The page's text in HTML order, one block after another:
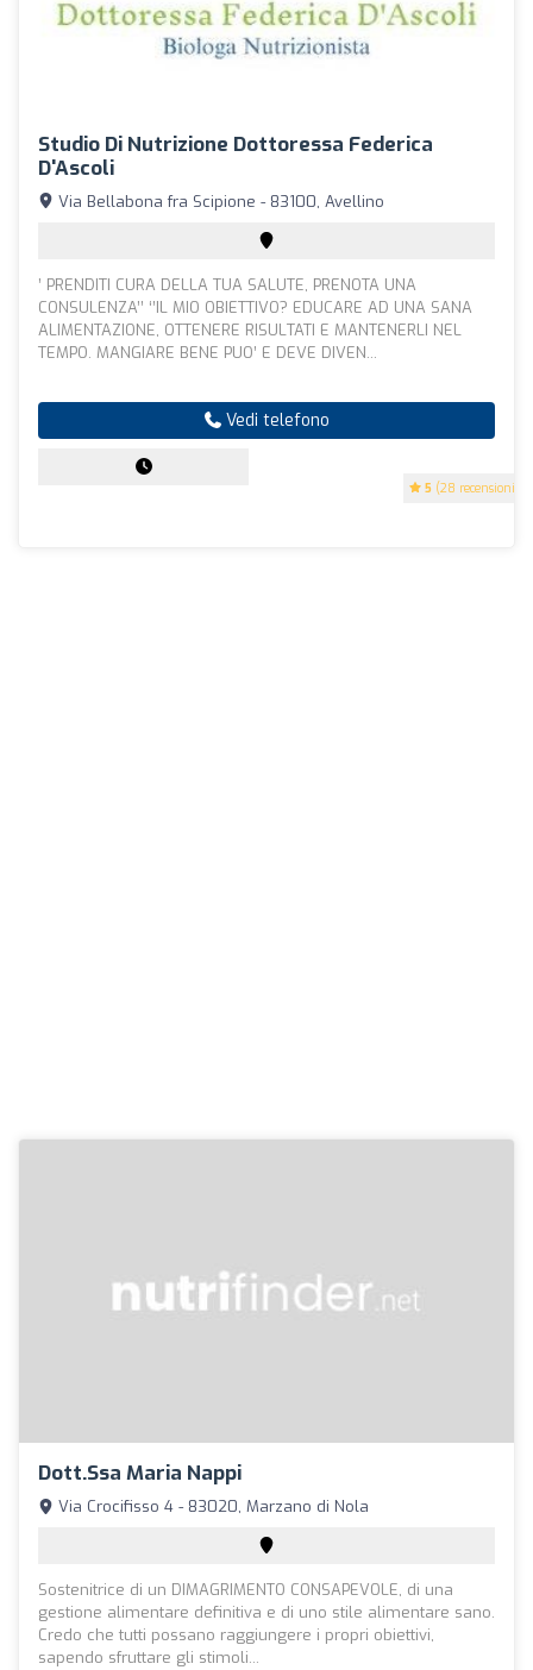
Studio Di Nutrizione Dottoressa Federica
D'Ascoli
5 (28 recensioni)
Via Bellabona fra Scipione - 83100, Avellino
’ PRENDITI CURA DELLA TUA SALUTE, PRENOTA UNA
CONSULENZA’’ ‘’IL MIO OBIETTIVO? EDUCARE AD UNA SANA
ALIMENTAZIONE, OTTENERE RISULTATI E MANTENERLI NEL
TEMPO. MANGIARE BENE PUO’ E DEVE DIVEN...
Vedi telefono
Dott.ssa Maria Nappi
Via Crocifisso 4 - 83020, Marzano di Nola
Sostenitrice di un DIMAGRIMENTO CONSAPEVOLE, di una
gestione alimentare definitiva e di uno stile alimentare sano.
Credo che tutti possano raggiungere i propri obiettivi,
sapendo sfruttare gli stimoli...